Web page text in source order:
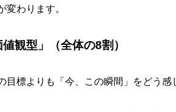
変わります。
観型」（全体の8割）
標よりも「今、この瞬間」をどう感